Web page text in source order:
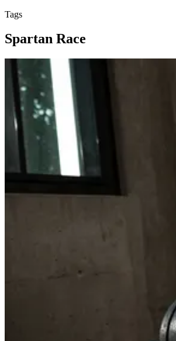
Tags
Spartan Race